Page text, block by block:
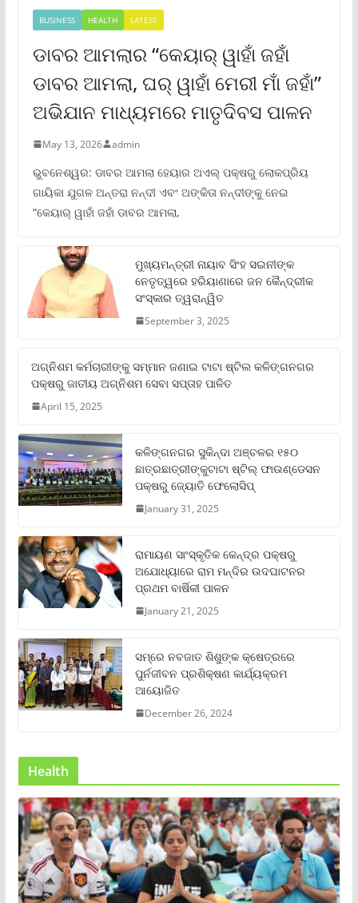
BUSINESS HEALTH LATEST
ଡାବର ଆମଲାର “କେୟାର୍ ୱାହାଁ ଜହାଁ
ଡାବର ଆମଲା, ଘର୍ ୱାହାଁ ମେରୀ ମାଁ ଜହାଁ”
ଅଭିଯାନ ମାଧ୍ୟମରେ ମାତୃଦିବସ ପାଳନ
May 13, 2026 admin
ଭୁବନେଶ୍ୱର: ଡାବର ଆମଲା ହେୟାର ଅଏଲ୍ ପକ୍ଷରୁ ଲୋକପ୍ରିୟ
ଗାୟିକା ଯୁଗଳ ଅନ୍ତରା ନନ୍ଦୀ ଏବଂ ଅଙ୍କିତା ନନ୍ଦୀଙ୍କୁ ନେଇ
“କେୟାର୍ ୱାହାଁ ଜହାଁ ଡାବର ଆମଲା,
ମୁଖ୍ୟମନ୍ତ୍ରୀ ନାୟାବ ସିଂହ ସଇନୀଙ୍କ
ନେତୃତ୍ୱରେ ହରିୟାଣାରେ ଜନ କୈନ୍ଦ୍ରୀକ
ସଂସ୍କାର ତ୍ୱରାନ୍ୱିତ
September 3, 2025
ଅଗ୍ନିଶମ କର୍ମଚାରୀଙ୍କୁ ସମ୍ମାନ ଜଣାଇ ଟାଟା ଷ୍ଟିଲ କଳିଙ୍ଗନଗର
ପକ୍ଷରୁ ଜାତୀୟ ଅଗ୍ନିଶମ ସେବା ସପ୍ତାହ ପାଳିତ
April 15, 2025
କଳିଙ୍ଗନଗର ସୁକିନ୍ଦା ଅଞ୍ଚଳର ୧୫୦
ଛାତ୍ରଛାତ୍ରୀଙ୍କୁଟାଟା ଷ୍ଟିଲ୍ ଫାଉଣ୍ଡେସନ
ପକ୍ଷରୁ ଜ୍ୟୋତି ଫେଲୋସିପ୍‌
January 31, 2025
ରାମାୟଣ ସାଂସ୍କୃତିକ କେନ୍ଦ୍ର ପକ୍ଷରୁ
ଅଯୋଧ୍ୟାରେ ରାମ ମନ୍ଦିର ଉଦଘାଟନର
ପ୍ରଥମ ବାର୍ଷିକୀ ପାଳନ
January 21, 2025
ସମ୍‌ରେ ନବଜାତ ଶିଶୁଙ୍କ କ୍ଷେତ୍ରରେ
ପୁର୍ନଜୀବନ ପ୍ରଶିକ୍ଷଣ କାର୍ଯ୍ୟକ୍ରମ
ଆୟୋଜିତ
December 26, 2024
Health